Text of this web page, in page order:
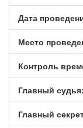
Дата
Место
Контроль
Главный судья:
Главный